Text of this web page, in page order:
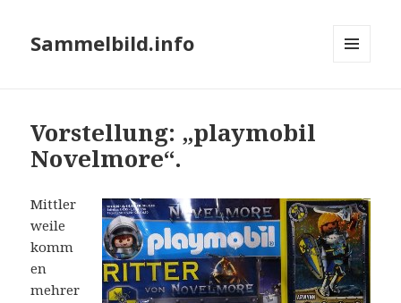
Sammelbild.info
Vorstellung: „playmobil
Novelmore“.
Mittler
weile
komm
en
mehrer